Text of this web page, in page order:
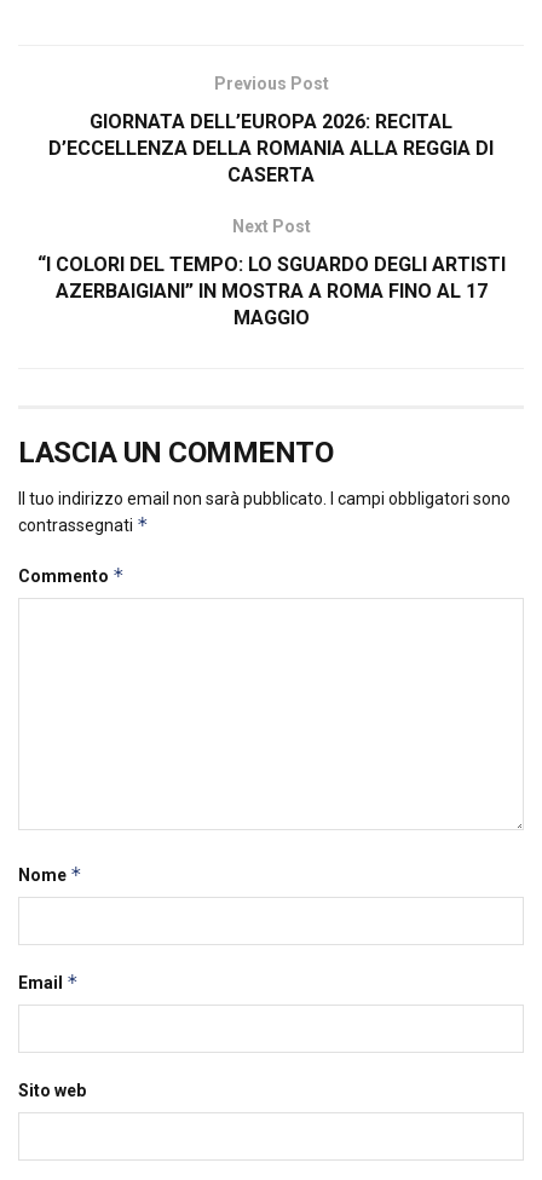
Previous Post
GIORNATA DELL’EUROPA 2026: RECITAL
D’ECCELLENZA DELLA ROMANIA ALLA REGGIA DI
CASERTA
Next Post
“I COLORI DEL TEMPO: LO SGUARDO DEGLI ARTISTI
AZERBAIGIANI” IN MOSTRA A ROMA FINO AL 17
MAGGIO
LASCIA UN COMMENTO
Il tuo indirizzo email non sarà pubblicato.
I campi obbligatori sono
contrassegnati *
Commento *
Nome *
Email *
Sito web